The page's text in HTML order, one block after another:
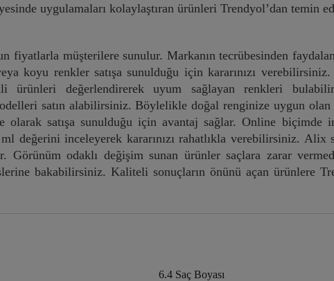
uygulamaları kolaylaştıran ürünleri Trendyol’dan temin
fiyatlarla müşterilere sunulur. Markanın tecrübesinden
koyu renkler satışa sunulduğu için kararınızı
ürünleri değerlendirerek uyum sağlayan renkleri
satın alabilirsiniz. Böylelikle doğal renginize uygun olan
satışa sunulduğu için avantaj sağlar. Online biçimde
değerini inceleyerek kararınızı rahatlıkla verebilirsiniz. Alix
Görünüm odaklı değişim sunan ürünler saçlara zarar
bakabilirsiniz. Kaliteli sonuçların önünü açan ürünlere
6.4 Saç Boyası